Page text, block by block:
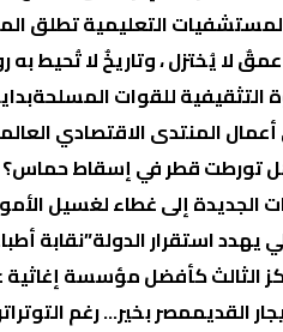
التعليمية تطلق
لا يُختزل ، وتاريخٌ لا تُحيط به
التثقيفية للقوات المسلحة
المنتدى الاقتصادي
تورطت قطر في إسقاط حماس؟
الجديدة إلى غطاء لغسيل
استقرار الدولة”نقابة
الثالث كأفضل مؤسسة إغاثية
القديممصر بخير… رغم التوترات